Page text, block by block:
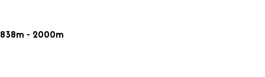
838m - 2000m